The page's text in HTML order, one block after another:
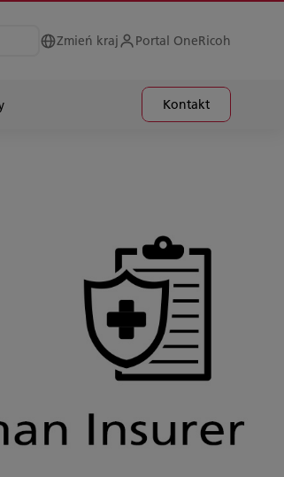
Zmień kraj Portal OneRicoh
Kontakt